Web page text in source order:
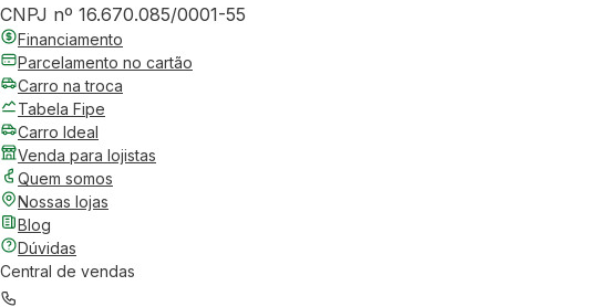
CNPJ nº 16.670.085/0001-55
Financiamento
Parcelamento no cartão
Carro na troca
Tabela Fipe
Carro Ideal
Venda para lojistas
Quem somos
Nossas lojas
Blog
Dúvidas
Central de vendas